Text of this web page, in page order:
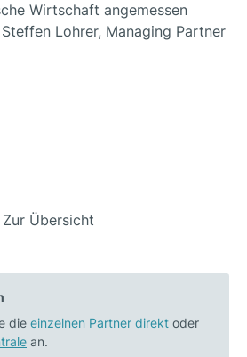
Wirtschaft angemessen
Lohrer, Managing Partner
Zur Übersicht
NetModule
die einzelnen Partner direkt oder
an.